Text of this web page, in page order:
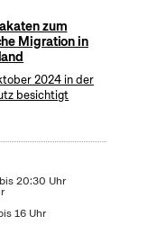
zum
Migration in
2024 in der
besichtigt
20:30 Uhr
16 Uhr